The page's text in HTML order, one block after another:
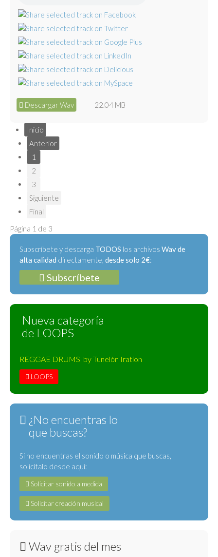
Descargar Wav 22.04 MB
Inicio
Anterior
1
2
3
Siguiente
Final
Página 1 de 3
Subscríbete y descarga TODOS los archivos Wav de
alta calidad directamente, desde solo 2€:
Subscríbete
Nueva categoría
de LOOPS
REGGAE DRUMS by Tunelón Iration
LOOPS
¿No encuentras lo
que buscas?
Si no encuentras el sonido o música que buscas,
solicítalo desde aquí:
Solicitar sonido a medida
Solicitar creación musical
Wav gratis del mes